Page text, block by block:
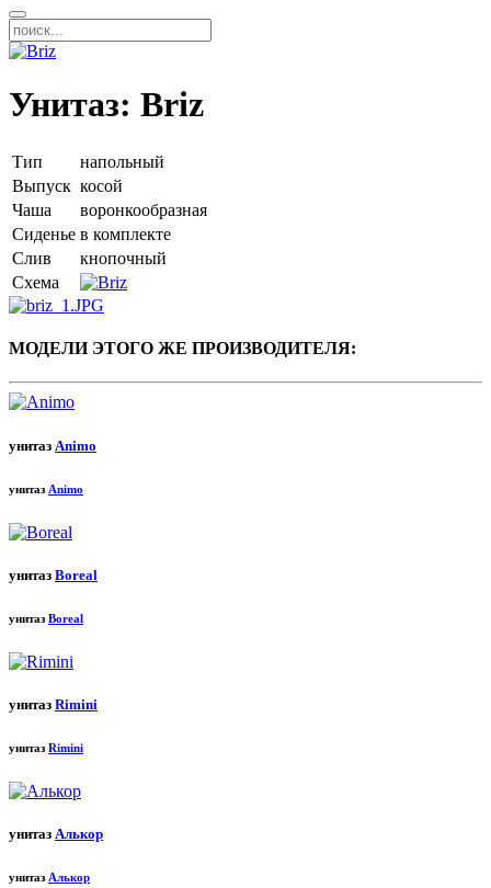
Унитаз: Briz
Тип
напольный
Выпуск косой
Чаша
воронкообразная
Сиденье в комплекте
Слив
кнопочный
Схема
МОДЕЛИ ЭТОГО ЖЕ ПРОИЗВОДИТЕЛЯ:
унитаз Animo
унитаз Animo
унитаз Boreal
унитазBoreal
унитаз Rimini
унитазRimini
унитаз Алькор
унитаз Алькор